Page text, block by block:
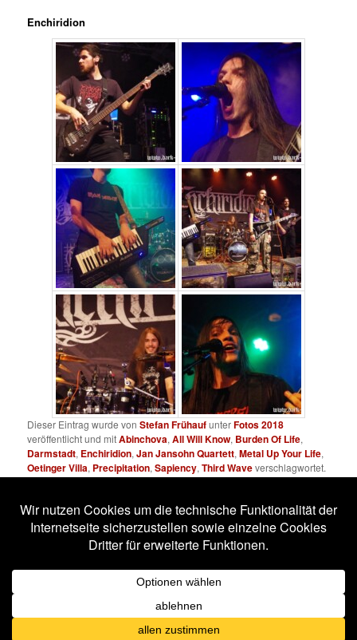
Enchiridion
Dieser Eintrag wurde vonStefan FrühaufunterFotos 2018
veröffentlicht und mitAbinchova,All Will Know, Burden Of Life,
Darmstadt, Enchiridion,Jan Jansohn Quartett,Metal Up Your Life,
Oetinger Villa, Precipitation,Sapiency,Third Waveverschlagwortet.
Setze ein Lesezeichen für denPermalink.
Impressum
Stolz präsentiert von WordPress